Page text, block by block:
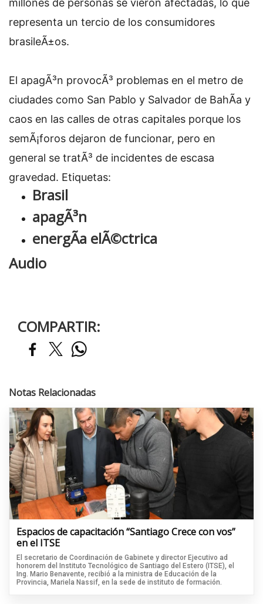
millones de personas se vieron afectadas, lo que
representa un tercio de los consumidores
brasileÃ±os.
El apagÃ³n provocÃ³ problemas en el metro de
ciudades como San Pablo y Salvador de BahÃ­a y
caos en las calles de otras capitales porque los
semÃ¡foros dejaron de funcionar, pero en
general se tratÃ³ de incidentes de escasa
gravedad. Etiquetas:
Brasil
apagÃ³n
energÃ­a elÃ©ctrica
Audio
COMPARTIR:
Notas Relacionadas
Espacios de capacitación “Santiago Crece con vos”
en el ITSE
El secretario de Coordinación de Gabinete y director Ejecutivo ad
honorem del Instituto Tecnológico de Santiago del Estero (ITSE), el
Ing. Mario Benavente, recibió a la ministra de Educación de la
Provincia, Mariela Nassif, en la sede de instituto de formación.